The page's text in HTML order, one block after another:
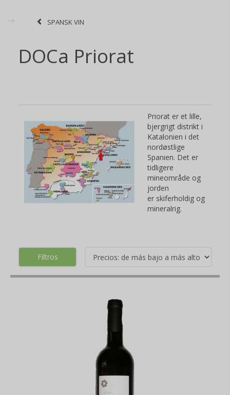
SPANSK VIN
DOCa Priorat
Priorat er et lille,
bjergrigt distrikt i
Katalonien i det
nordøstlige
Spanien. Det er
tidligere
mineområde og
jorden
er skiferholdig og
mineralrig.
Filtros